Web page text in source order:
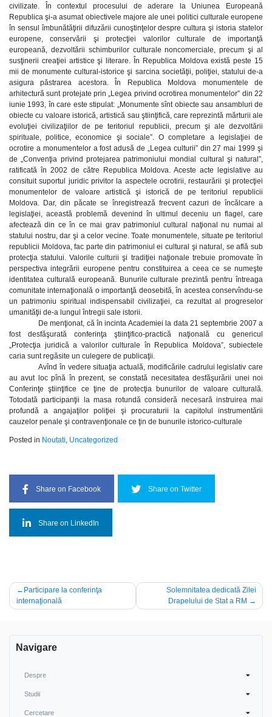
civilizate. În contextul procesului de aderare la Uniunea Europeană
Republica şi-a asumat obiectivele majore ale unei politici culturale europene
în sensul îmbunătăţirii difuzării cunoştinţelor despre cultura şi istoria statelor
europene, conservării şi protecţiei valorilor culturale de importanţă
europeană, dezvoltării schimburilor culturale noncomerciale, precum şi al
susţinerii creaţiei artistice şi literare. În Republica Moldova există peste 15
mii de monumente cultural-istorice şi sarcina societăţii, poliţiei, statului de-a
asigura păstrarea acestora. În Republica Moldova monumentele de
arhitectură sunt protejate prin „Legea privind ocrotirea monumentelor” din 22
iunie 1993, în care este stipulat: „Monumente sînt obiecte sau ansambluri de
obiecte cu valoare istorică, artistică sau ştiinţifică, care reprezintă mărturii ale
evoluţiei civilizaţiilor de pe teritoriul republicii, precum şi ale dezvoltării
spirituale, politice, economice şi sociale”. O completare a legislaţiei de
ocrotire a monumentelor a fost adusă de „Legea culturii” din 27 mai 1999 şi
de „Convenţia privind protejarea patrimoniului mondial cultural şi natural”,
ratificată în 2002 de către Republica Moldova. Aceste acte legislative au
consituit suportul juridic privitor la aspectele ocrotirii, restaurării şi protecţiei
monumentelor de valoare artistică şi istorică de pe teritoriul republicii
Moldova. Dar, din păcate se înregistrează frecvent cazuri de încălcare a
legislaţiei, această problemă devenind în ultimul deceniu un flagel, care
afectează din ce în ce mai grav patrimoniul cultural naţional nu numai al
statului nostru, dar şi a celor vecine. Toate monumentele, situate pe teritoriul
republicii Moldova, fac parte din patrimoniul ei cultural şi natural, se află sub
protecţia statului. Valorile culturii şi tradiţiei naţionale trebuie promovate în
perspectiva integrării europene pentru constituirea a ceea ce se numeşte
identitatea culturală europeană. Bunurile culturale prezintă pentru întreaga
comunitate internaţională o importanţă deosebită, în acestea conservîndu-se
un patrimoniu spiritual indispensabil civilizaţiei, ca rezultat al progreselor
umanităţii de-a lungul întregii sale istorii.
De menţionat, că în incinta Academiei la data 21 septembrie 2007 a
fost desfăşurată conferinţa ştiinţifico-practică naţională cu genericul
„Protecţia juridică a valorilor culturale în Republica Moldova”, subiectele
caria sunt regăsite un culegere de publicaţii.
Avînd în vedere situaţia actuală, modificările cadrului legislativ care
au avut loc pînă în prezent, se constată necesitatea desfăşurării unei noi
Conferinţe ştiinţifice ce ţine de protecţia bunurilor de valoare culturală.
Totodată participanţii la masa rotundă consideră necesară instruirea mai
profundă a angajaţilor poliţiei şi procuraturii la capitolul instrumentării
cauzelor penale şi contravenţionale ce ţin de bunurile istorico-culturale
Posted in Noutati, Uncategorized
Share on Facebook Share on Twitter
Share on LinkedIn
Post
navigation
Participare la conferinţa
internaţională
Solemnitatea dedicată Zilei
Drapelului de Stat a RM
Navigare
Despre
Studii
Cercetare